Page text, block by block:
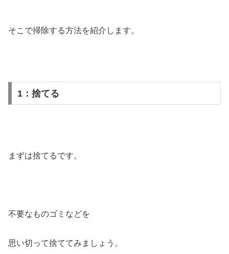
そこで掃除する方法を紹介します。
1：捨てる
まずは捨てるです。
不要なものゴミなどを
思い切って捨ててみましょう。